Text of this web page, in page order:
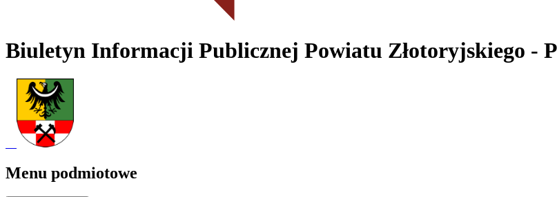
Biuletyn Informacji Publicznej Powiatu Złotoryjskiego -
Menu podmiotowe